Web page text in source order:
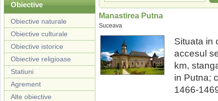
Obiective
Obiective naturale
Obiective culturale
Obiective istorice
Obiective religioase
Statiuni
Agrement
Alte obiective
Manastirea Putna
Suceava
Situata in
accesul
km,
in Putna;
1466-